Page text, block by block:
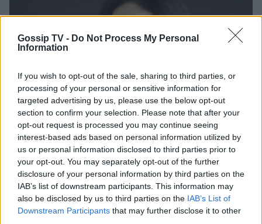
Gossip TV - Do Not Process My Personal
Information
If you wish to opt-out of the sale, sharing to third parties, or
processing of your personal or sensitive information for
targeted advertising by us, please use the below opt-out
section to confirm your selection. Please note that after your
opt-out request is processed you may continue seeing
interest-based ads based on personal information utilized by
us or personal information disclosed to third parties prior to
your opt-out. You may separately opt-out of the further
disclosure of your personal information by third parties on the
IAB’s list of downstream participants. This information may
also be disclosed by us to third parties on the IAB’s List of
Downstream Participants that may further disclose it to other
SHOWBIZ
Δωροθέα Μερκούρη: Πανηγύρισε την
εκλογή του Αλέξη Τσίπρα ( φωτό)
11:52 @26-01-2015